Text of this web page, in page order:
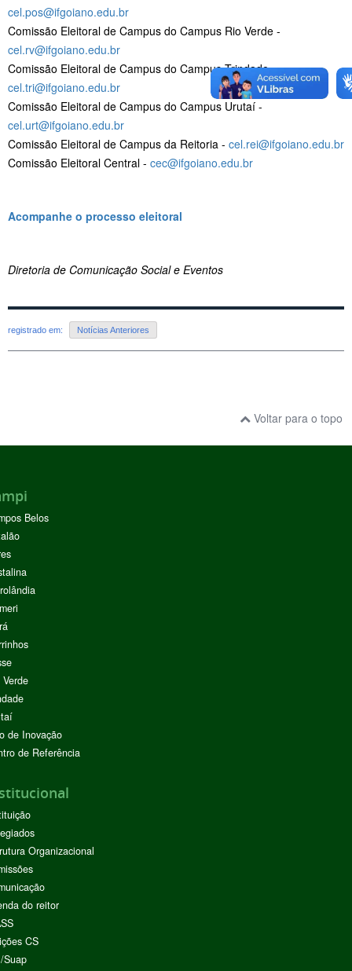
cel.pos@ifgoiano.edu.br
Comissão Eleitoral de Campus do Campus Rio Verde -
cel.rv@ifgoiano.edu.br
Comissão Eleitoral de Campus do Campus Trindade -
cel.tri@ifgoiano.edu.br
Comissão Eleitoral de Campus do Campus Urutaí -
cel.urt@ifgoiano.edu.br
Comissão Eleitoral de Campus da Reitoria - cel.rei@ifgoiano.edu.br
Comissão Eleitoral Central - cec@ifgoiano.edu.br
Acompanhe o processo eleitoral
Diretoria de Comunicação Social e Eventos
registrado em: Notícias Anteriores
Voltar para o topo
Belos
de Inovação
de Referência
Organizacional
do reitor
CS
Suap